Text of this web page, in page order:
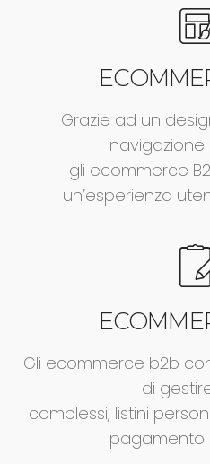
Grazie ad un
navigazione
gli ecommerce
un’esperienza
Gli ecommerce b2b
di
complessi, listini
pagamento